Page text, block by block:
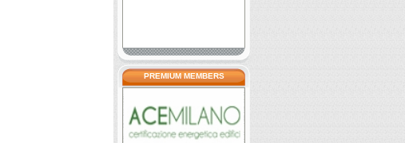
PREMIUM MEMBERS